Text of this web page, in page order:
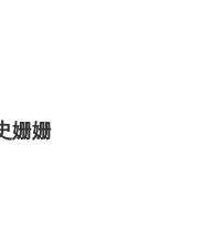
姗姗